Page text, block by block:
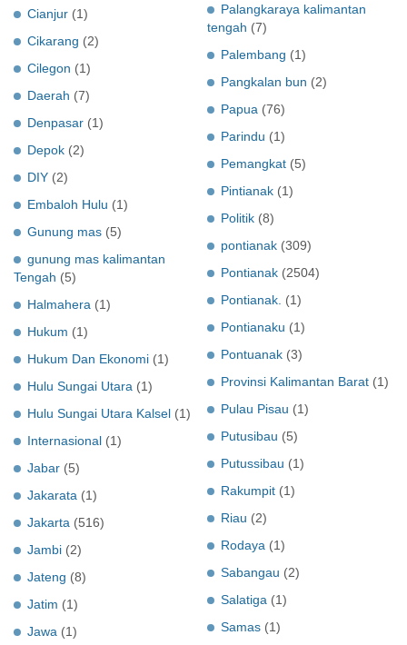
Cianjur (1)
Cikarang (2)
Cilegon (1)
Daerah (7)
Denpasar (1)
Depok (2)
DIY (2)
Embaloh Hulu (1)
Gunung mas (5)
gunung mas kalimantan
Tengah (5)
Halmahera (1)
Hukum (1)
Hukum Dan Ekonomi (1)
Hulu Sungai Utara (1)
Hulu Sungai Utara Kalsel (1)
Internasional (1)
Jabar (5)
Jakarata (1)
Jakarta (516)
Jambi (2)
Jateng (8)
Jatim (1)
Jawa (1)
Palangkaraya kalimantan
tengah (7)
Palembang (1)
Pangkalan bun (2)
Papua (76)
Parindu (1)
Pemangkat (5)
Pintianak (1)
Politik (8)
pontianak (309)
Pontianak (2504)
Pontianak. (1)
Pontianaku (1)
Pontuanak (3)
Provinsi Kalimantan Barat (1)
Pulau Pisau (1)
Putusibau (5)
Putussibau (1)
Rakumpit (1)
Riau (2)
Rodaya (1)
Sabangau (2)
Salatiga (1)
Samas (1)